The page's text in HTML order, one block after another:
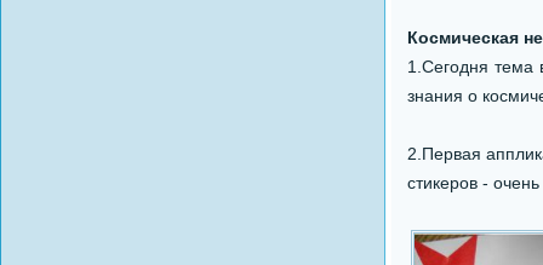
Космическая
1.Сегодня тема
знания о
2.Первая
стикеров -